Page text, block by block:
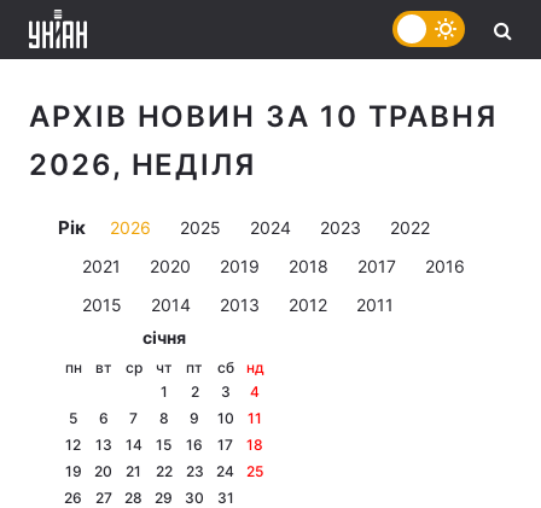
АРХІВ НОВИН ЗА 10 ТРАВНЯ
2026, НЕДІЛЯ
Рік 2026 2025 2024 2023
2022
2021
2020 2019 2018 2017
2016
2015
2014 2013 2012
2011
січня
пн вт ср чт пт сб
нд
1
2 3
4
5
6 7 8 9 10
11
12
13 14 15 16 17
18
19
20 21 22 23 24
25
26
27 28 29 30 31